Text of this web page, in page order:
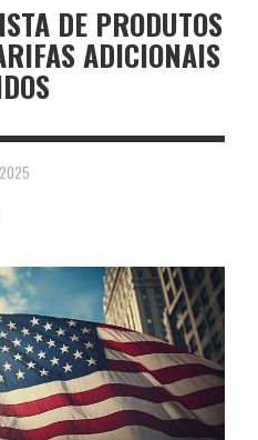
DE PRODUTOS
ADICIONAIS
2025